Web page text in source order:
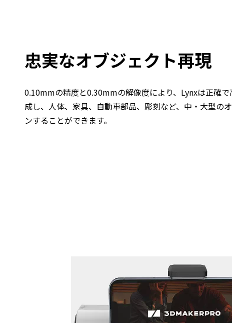
忠実なオブジェクト再現
0.10mmの精度と0.30mmの解像度により、Lynxは正確
成し、人体、家具、自動車部品、彫刻など、中・大型の
ンすることができます。